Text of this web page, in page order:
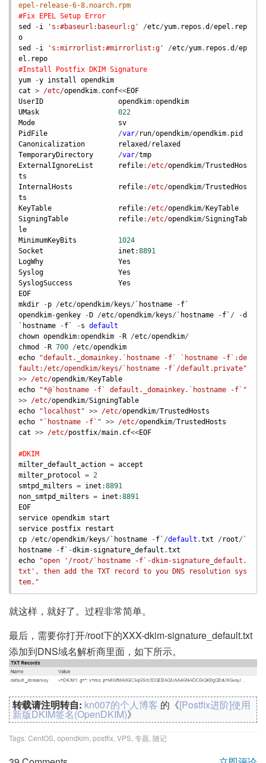
epel-release-6-8.noarch.rpm
#Fix EPEL Setup Error
sed
-i 's:#baseurl:baseurl:g' /etc/yum. repos .d /epel . rep
o
sed
-i 's:mirrorlist:#mirrorlist:g' /etc/yum. repos .d /ep
el . repo
#Install Postfix DKIM Signature
yum -y install opendkim
cat > /etc/opendkim. conf<<EOF
UserID
opendkim:opendkim
UMask
022
Mode
sv
PidFile
                 /
var/ run/opendkim/opendkim. pid
Canonicalization
relaxed / relaxed
TemporaryDirectory
      /
var/tmp
ExternalIgnoreList
refile: /etc/opendkim/TrustedHos
ts
InternalHosts
refile: /etc/opendkim/TrustedHos
ts
KeyTable
refile: /etc/opendkim/ KeyTable
SigningTable
refile: /etc/opendkim/SigningTab
le
MinimumKeyBits
1024
Socket
inet :8891
LogWhy
Yes
Syslog
Yes
SyslogSuccess
Yes
EOF
mkdir -p /etc/opendkim/ keys/ `hostname -f `
opendkim-genkey - D /etc/opendkim/ keys/ `hostname -f ` / -d
`hostname -f ` -s default
chown opendkim:opendkim - R /etc/opendkim
chmod
- R 700 /etc/opendkim
echo
"default._domainkey.`hostname -f` `hostname -f`:de
fault:/etc/opendkim/keys/`hostname -f`/default.private"
>> /etc/opendkim/ KeyTable
echo
"*@`hostname -f` default._domainkey.`hostname -f`"
>> /etc/opendkim/SigningTable
echo
"localhost" >> /etc/opendkim/TrustedHosts
echo
"`hostname -f`" >> /etc/opendkim/TrustedHosts
cat >> /etc/postfix/main. cf<<EOF
#DKIM
milter_default_action = accept
milter_protocol = 2
smtpd_milters = inet :8891
non_smtpd_milters = inet :8891
EOF
service opendkim start
service postfix
restart
cp /etc/opendkim/ keys/ `hostname -f ` /default .txt / root/ `
hostname -f ` -dkim-signature_default .txt
echo
"open '/root/`hostname -f`-dkim-signature_default.
txt', then add the TXT record to you DNS resolution sys
tem."
就这样，就好了。过程非常简单。
最后，需要你打开/root下的XXX-dkim-signature_default.txt
添加到DNS域名解析商里面，如下所示。
转载请注明转自: kn007的个人博客 的《[Postfix进阶]使用
新版DKIM签名(OpenDKIM)》
Tags:CentOS opendkim postfix VPS 专题 随记